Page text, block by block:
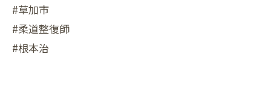
#草加市
#柔道整復師
#根本治